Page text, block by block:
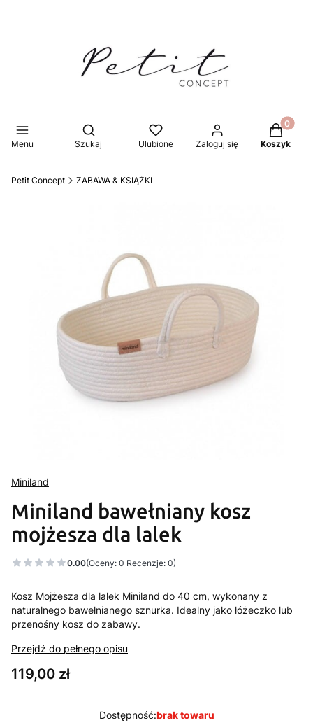
Menu
Otwórz wyszukiwarkę
Szukaj Ulubione Zaloguj się Koszyk
Petit Concept ZABAWA & KSIĄŻKI
Miniland
Miniland bawełniany kosz
mojżesza dla lalek
0.00(Oceny: 0 Recenzje: 0)
Kosz Mojżesza dla lalek Miniland do 40 cm, wykonany z
naturalnego bawełnianego sznurka. Idealny jako łóżeczko lub
przenośny kosz do zabawy.
Przejdź do pełnego opisu
Cena
119,00 zł
Dostępność:brak towaru